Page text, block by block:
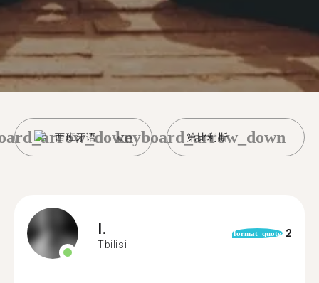
西班牙语 第比利斯
keyboard_arrow_down
I.
Tbilisi
format_quote 2